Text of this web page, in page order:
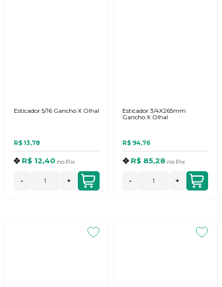
Esticador 5/16 Gancho X Olhal
R$ 13,78
R$ 12,40 no Pix
- +
Esticador 3/4X265mm
Gancho X Olhal
R$ 94,76
R$ 85,28 no Pix
- +